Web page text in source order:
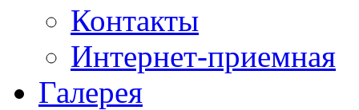
Контакты
Интернет-приемная
Галерея